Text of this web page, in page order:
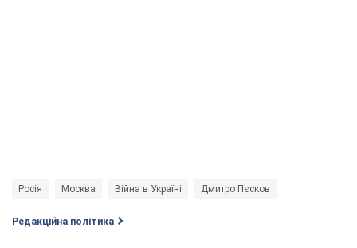
Росія Москва Війна в Україні Дмитро Пєсков
Редакційна політика